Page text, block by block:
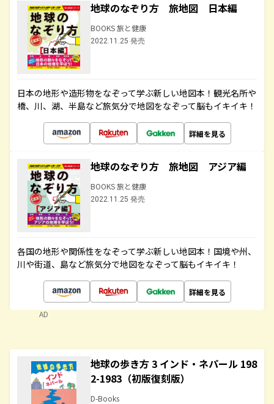
地球のなぞり方 旅地図 日本編
BOOKS 旅と健康
2022.11.25 発売
日本の地形や造形物をなぞって学ぶ新しい地図本！観光名所や
橋、川、湖、半島など旅気分で地図をなぞって脳もイキイキ！
詳細を見る
地球のなぞり方 旅地図 アジア編
BOOKS 旅と健康
2022.11.25 発売
各国の地形や関係性をなぞって学ぶ新しい地図本！国境や州、
川や街道、島など旅気分で地図をなぞって脳もイキイキ！
詳細を見る
AD
地球の歩き方 3 インド・ネパール 198
2-1983（初版復刻版）
D-Books